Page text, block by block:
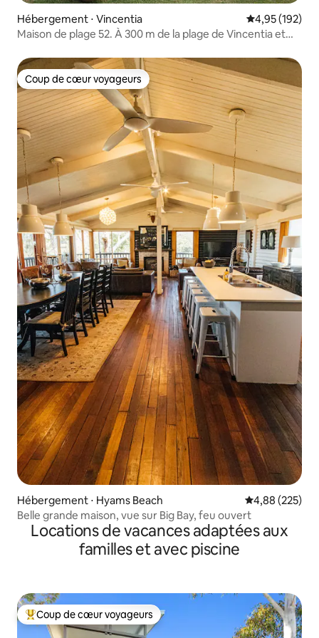
Hébergement ⋅ Vincentia Évaluation
4,95 (192)
Maison de plage 52. À 300 m de la plage de Vincentia et
Coup de cœur voyageurs
Coup de cœur voyageurs
Hébergement ⋅ Hyams Beach Évaluation
4,88 (225)
Belle grande maison, vue sur Big Bay, feu ouvert
Locations de vacances adaptées aux
familles et avec piscine
Coups de cœur voyageurs les plus appréciés
Coup de cœur voyageurs